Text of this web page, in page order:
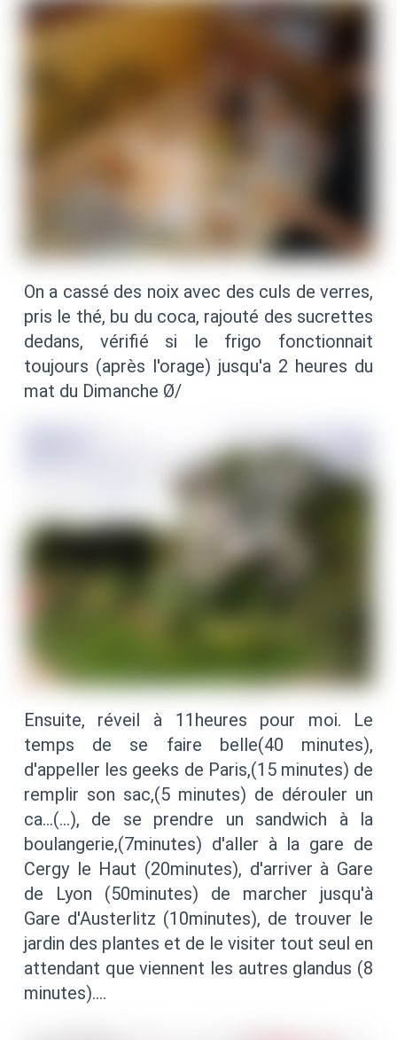
On a cassé des noix avec des culs de verres,
pris le thé, bu du coca, rajouté des sucrettes
dedans, vérifié si le frigo fonctionnait
toujours (après l'orage) jusqu'a 2 heures du
mat du Dimanche Ø/
Ensuite, réveil à 11heures pour moi. Le
temps de se faire belle(40 minutes),
d'appeller les geeks de Paris,(15 minutes) de
remplir son sac,(5 minutes) de dérouler un
ca…(…), de se prendre un sandwich à la
boulangerie,(7minutes) d'aller à la gare de
Cergy le Haut (20minutes), d'arriver à Gare
de Lyon (50minutes) de marcher jusqu'à
Gare d'Austerlitz (10minutes), de trouver le
jardin des plantes et de le visiter tout seul en
attendant que viennent les autres glandus (8
minutes)….